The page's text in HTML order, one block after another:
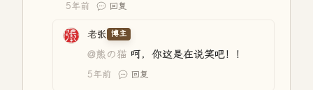
5年前 回复
老张 博主
@熊の猫 呵，你这是在说笑吧！！
5年前 回复